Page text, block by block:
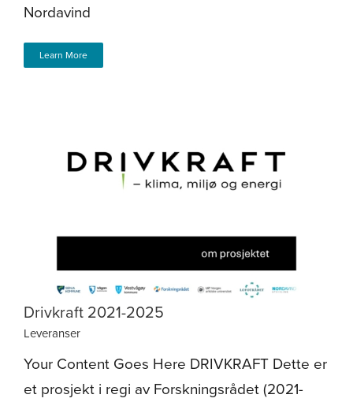
Nordavind
Learn More
Drivkraft 2021-2025
Leveranser
Your Content Goes Here DRIVKRAFT Dette er
et prosjekt i regi av Forskningsrådet (2021-